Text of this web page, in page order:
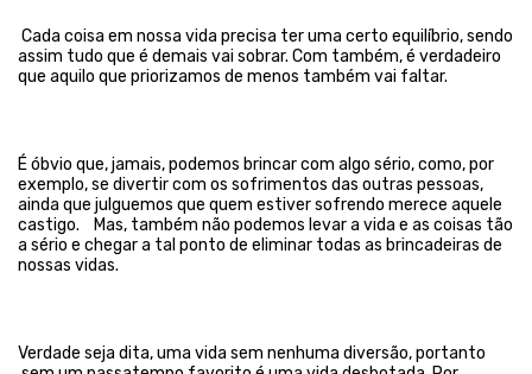
Cada coisa em nossa vida precisa ter uma certo equilíbrio, sendo
assim tudo que é demais vai sobrar. Com também, é verdadeiro
que aquilo que priorizamos de menos também vai faltar.
É óbvio que, jamais, podemos brincar com algo sério, como, por
exemplo, se divertir com os sofrimentos das outras pessoas,
ainda que julguemos que quem estiver sofrendo merece aquele
castigo. Mas, também não podemos levar a vida e as coisas tão
a sério e chegar a tal ponto de eliminar todas as brincadeiras de
nossas vidas.
Verdade seja dita, uma vida sem nenhuma diversão, portanto